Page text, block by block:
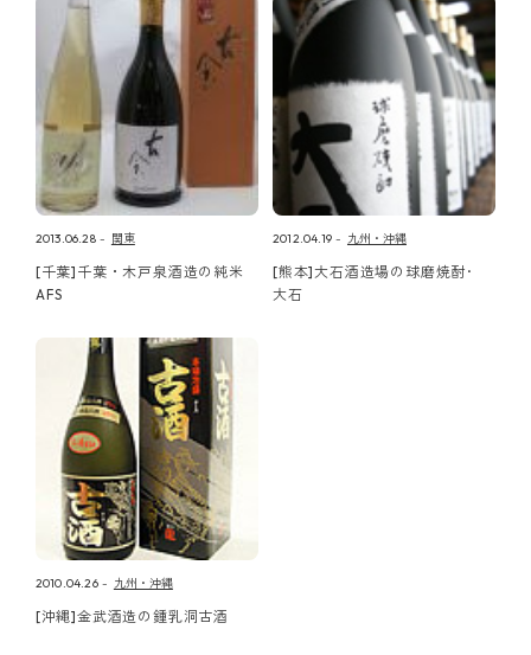
2013.06.28 関東
[千葉]千葉・木戸泉酒造の純米
AFS
2012.04.19 九州・沖縄
[熊本]大石酒造場の球磨焼酎･
大石
2010.04.26 九州・沖縄
[沖縄]金武酒造の鍾乳洞古酒